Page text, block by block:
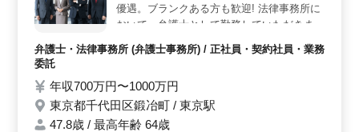
火、暴行、殺傷などの刑事事件を中心に扱います。個人
案件の受任が可能で、弁護士費用も事務所が負担するた
す。
優遇。ブランクある方も歓迎! 法律事務所に
おいて、弁護士として勤務していただきま
成、レビュー・社内規程の整備 ・IPO関連
ど
弁護士・法律事務所 (弁護士事務所) / 正社員・契約社員・業務
委託
年収700万円〜1000万円
東京都千代田区鍛冶町 / 東京駅
47.8歳 / 最高年齢 64歳